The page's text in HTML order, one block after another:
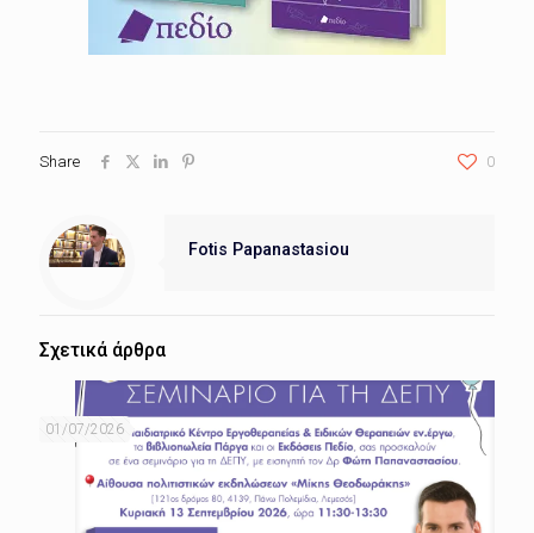
Share 0
Fotis Papanastasiou
Σχετικά άρθρα
01/07/2026